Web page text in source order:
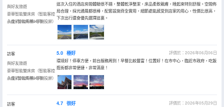
與好友旅遊
豪華智能雙床房（智能客控
小度+智能馬桶+手機投屏）
入住於2026年06月
這次入住的酒店房間體驗很不錯，整體乾淨整潔，床品柔軟親膚，睡起來特別舒服。空間佈
局合理，採光通風都很棒，配套設施齊全實用，細節處能感受到店家的用心，性價比很高，
下次出行還會優先選擇這裏。
訪客
與好友旅遊
豪華智能雙床房（智能客控
小度+智能馬桶+手機投屏）
入住於2026年06月
5.0 極好
評價於：2026年06月06日
環境好！停車方便，前台服務周到！早餐比較豐富！位置好！在市中心，臨近市政府，吃飯
逛街都非常便捷。非常滿意！
訪客
4.7 很好
評價於：2026年05月29日